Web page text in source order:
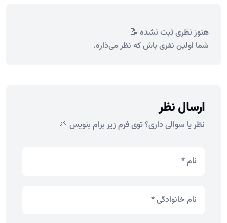
هنوز نظری ثبت نشده 📝
شما اولین نفری باش که نظر می‌ذاره.
ارسال نظر
نظر یا سوالی داری؟ توی فرم زیر برام بنویس 🌱